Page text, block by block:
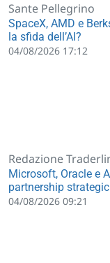
Sante Pellegrino
SpaceX, AMD e
la sfida dell’AI?
04/08/2026 17:12
Redazione
Microsoft, Oracle e
partnership
04/08/2026 09:21